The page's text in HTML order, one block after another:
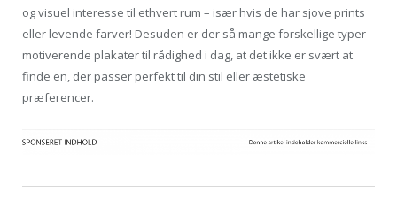
og visuel interesse til ethvert rum – især hvis de har sjove prints
eller levende farver! Desuden er der så mange forskellige typer
motiverende plakater til rådighed i dag, at det ikke er svært at
finde en, der passer perfekt til din stil eller æstetiske
præferencer.